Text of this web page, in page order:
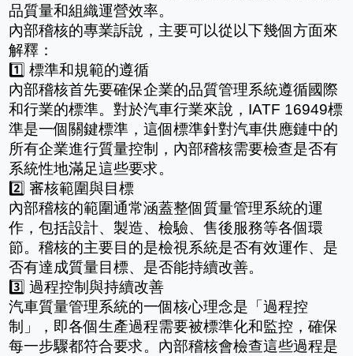
品質量和組織運營效率。
內部稽核的專業訴說，主要可以從以下幾個方面來
解釋：
1️⃣ 標準和規範的遵循
內部稽核首先要確保企業的品質管理系統遵循國際
和行業的標準。對於汽車行業來說，IATF 16949標
準是一個關鍵標準，這個標準針對汽車供應鏈中的
所有企業進行質量控制，內部稽核需要檢查是否有
系統性地滿足這些要求。
2️⃣ 審核範圍與目標
內部稽核的範圍通常涵蓋整個質量管理系統的運
作，包括設計、製造、檢驗、售後服務等各個環
節。稽核的主要目的是檢視系統是否有效運作、是
否有達成質量目標、是否能持續改善。
3️⃣ 過程控制與持續改善
汽車質量管理系統的一個核心理念是「過程控
制」，即各個生產過程需要被標準化和監控，確保
每一步驟都符合要求。內部稽核會檢查這些過程是